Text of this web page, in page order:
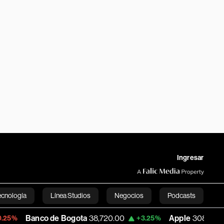
Ingresar
Línea Studios Negocios Podcasts
English
de Bogota 38,720.00 +3.25% Apple 308.63 -7.53%